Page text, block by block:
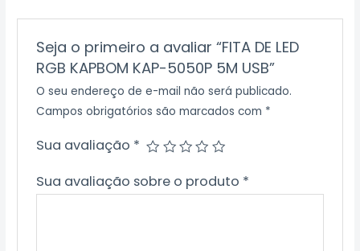
Seja o primeiro a avaliar “FITA DE LED
RGB KAPBOM KAP-5050P 5M USB”
O seu endereço de e-mail não será publicado.
Campos obrigatórios são marcados com *
Sua avaliação *
Sua avaliação sobre o produto *